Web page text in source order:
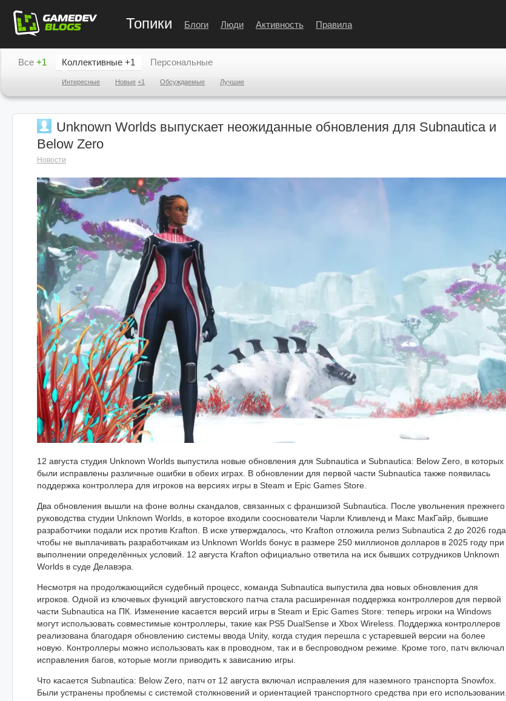
Топики Блоги Люди Активность Правила
Все +1 Коллективные +1
Интересные Новые +1 Обсуждаемые Лучшие
Персональные
Unknown Worlds выпускает неожиданные обновления для Subnautica и
Below Zero
Новости
12 августа студия Unknown Worlds выпустила новые обновления для Subnautica и Subnautica: Below Zero, в которых
были исправлены различные ошибки в обеих играх. В обновлении для первой части Subnautica также появилась
поддержка контроллера для игроков на версиях игры в Steam и Epic Games Store.
Два обновления вышли на фоне волны скандалов, связанных с франшизой Subnautica. После увольнения прежнего
руководства студии Unknown Worlds, в которое входили сооснователи Чарли Кливленд и Макс МакГайр, бывшие
разработчики подали иск против Krafton. В иске утверждалось, что Krafton отложила релиз Subnautica 2 до 2026 года,
чтобы не выплачивать разработчикам из Unknown Worlds бонус в размере 250 миллионов долларов в 2025 году при
выполнении определённых условий. 12 августа Krafton официально ответила на иск бывших сотрудников Unknown
Worlds в суде Делавэра.
Несмотря на продолжающийся судебный процесс, команда Subnautica выпустила два новых обновления для
игроков. Одной из ключевых функций августовского патча стала расширенная поддержка контроллеров для первой
части Subnautica на ПК. Изменение касается версий игры в Steam и Epic Games Store: теперь игроки на Windows
могут использовать совместимые контроллеры, такие как PS5 DualSense и Xbox Wireless. Поддержка контроллеров
реализована благодаря обновлению системы ввода Unity, когда студия перешла с устаревшей версии на более
новую. Контроллеры можно использовать как в проводном, так и в беспроводном режиме. Кроме того, патч включал
исправления багов, которые могли приводить к зависанию игры.
Что касается Subnautica: Below Zero, патч от 12 августа включал исправления для наземного транспорта Snowfox.
Были устранены проблемы с системой столкновений и ориентацией транспортного средства при его использовании.